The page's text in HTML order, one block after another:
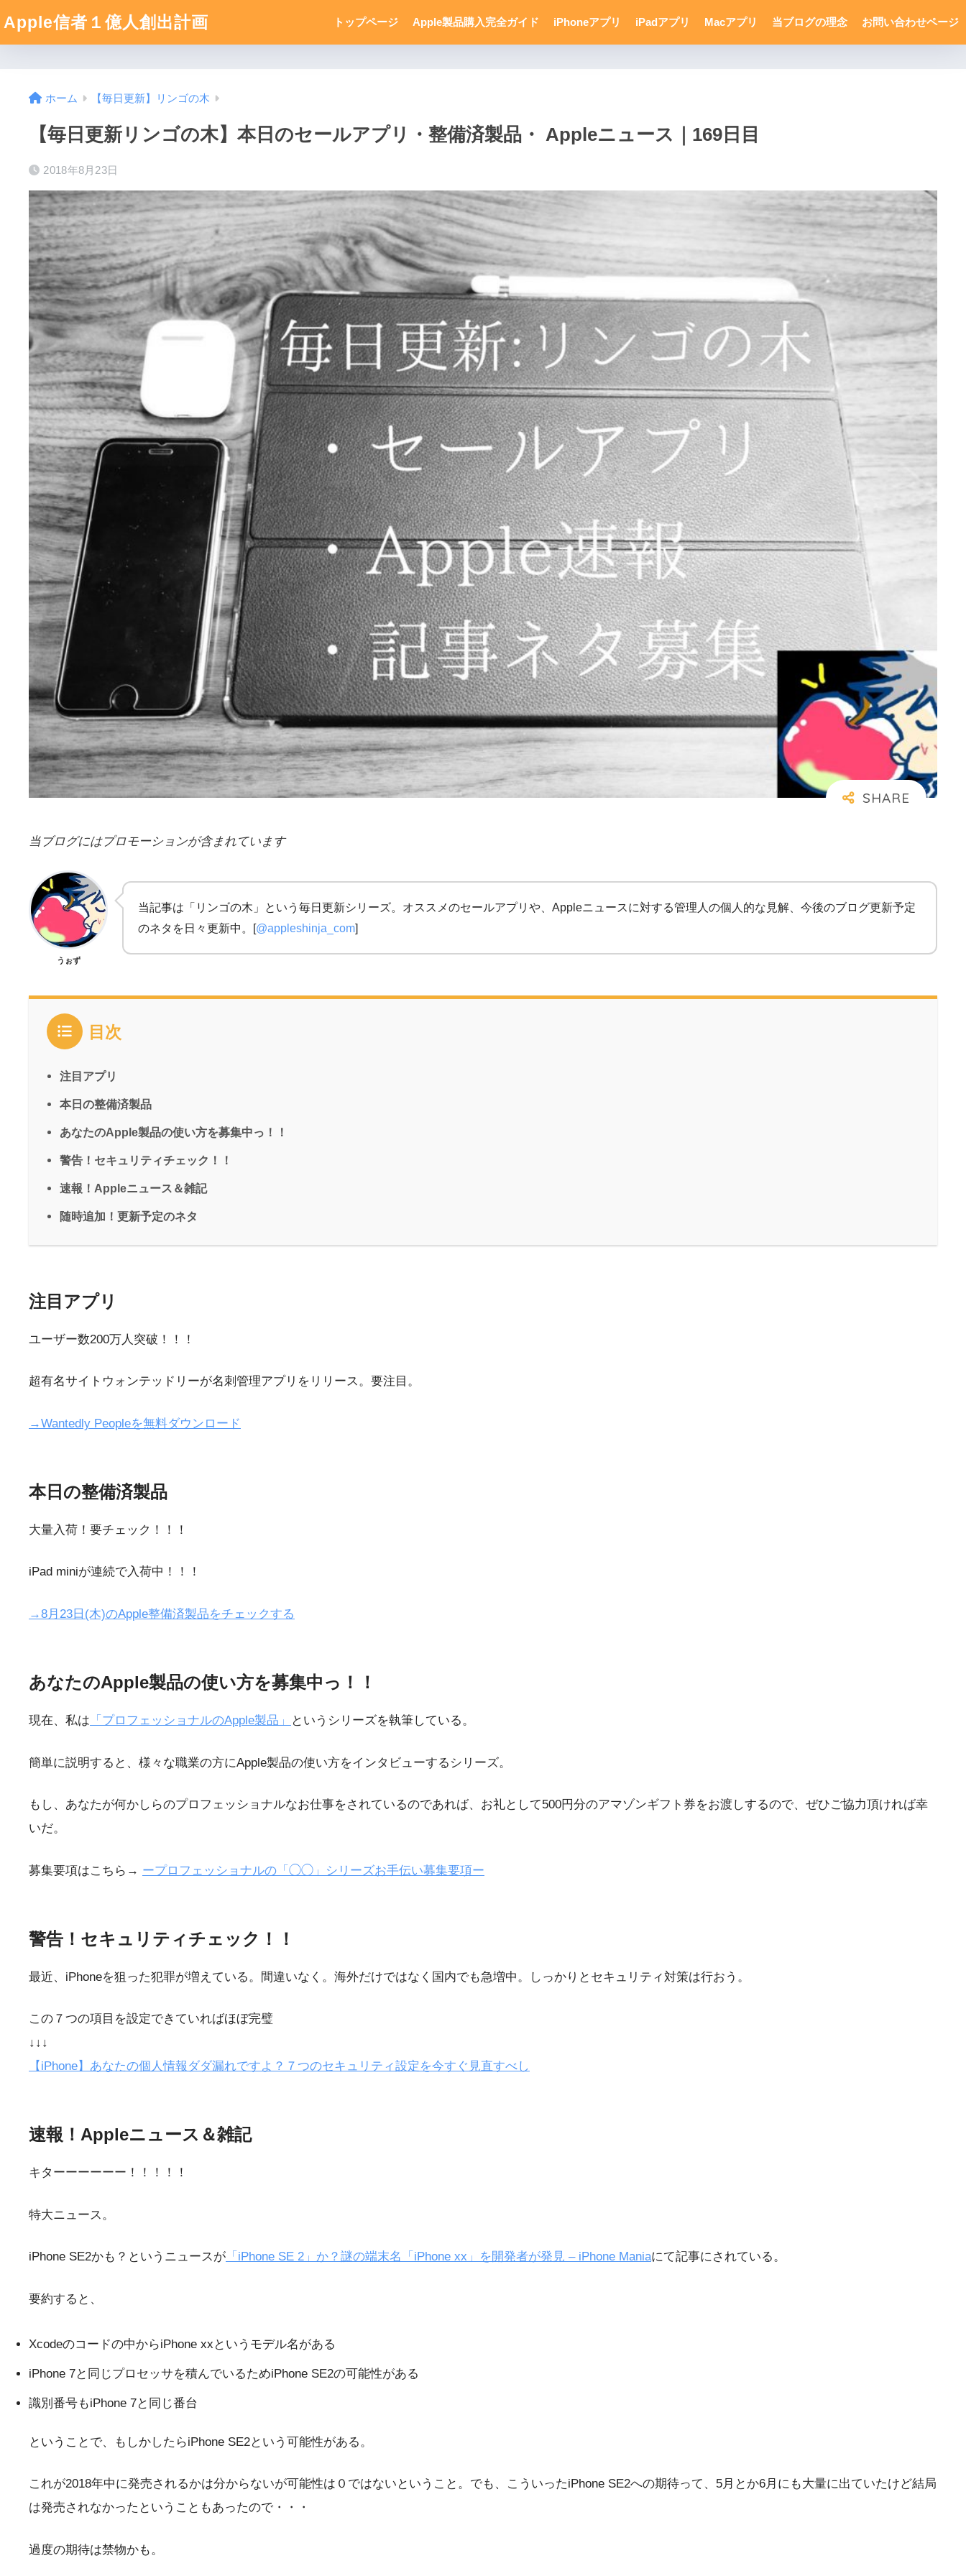
Apple信者１億人創出計画 トップページ Apple製品購入完全ガイド iPhoneアプリ iPadアプリ Macアプリ 当ブログの理念 お問い合わせページ
ホーム 【毎日更新】リンゴの木
【毎日更新リンゴの木】本日のセールアプリ・整備済製品・ Appleニュース｜169日目
2018年8月23日
当ブログにはプロモーションが含まれています
うぉず
当記事は「リンゴの木」という毎日更新シリーズ。オススメのセールアプリや、Appleニュースに対する管理人の個人的な見解、今後のブログ更新予定
のネタを日々更新中。[@appleshinja_com]
目次
注目アプリ
本日の整備済製品
あなたのApple製品の使い方を募集中っ！！
警告！セキュリティチェック！！
速報！Appleニュース＆雑記
随時追加！更新予定のネタ
注目アプリ
ユーザー数200万人突破！！！
超有名サイトウォンテッドリーが名刺管理アプリをリリース。要注目。
→Wantedly Peopleを無料ダウンロード
本日の整備済製品
大量入荷！要チェック！！！
iPad miniが連続で入荷中！！！
→8月23日(木)のApple整備済製品をチェックする
あなたのApple製品の使い方を募集中っ！！
現在、私は 「プロフェッショナルのApple製品」 というシリーズを執筆している。
簡単に説明すると、様々な職業の方にApple製品の使い方をインタビューするシリーズ。
もし、あなたが何かしらのプロフェッショナルなお仕事をされているのであれば、お礼として500円分のアマゾンギフト券をお渡しするので、ぜひご協力頂ければ幸
いだ。
募集要項はこちら→ ープロフェッショナルの「◯◯」シリーズお手伝い募集要項ー
警告！セキュリティチェック！！
最近、iPhoneを狙った犯罪が増えている。間違いなく。海外だけではなく国内でも急増中。しっかりとセキュリティ対策は行おう。
この７つの項目を設定できていればほぼ完璧
↓↓↓
【iPhone】あなたの個人情報ダダ漏れですよ？７つのセキュリティ設定を今すぐ見直すべし
速報！Appleニュース＆雑記
キターーーーーー！！！！！
特大ニュース。
iPhone SE2かも？というニュースが 「iPhone SE 2」か？謎の端末名「iPhone xx」を開発者が発見 – iPhone Maniaにて記事にされている。
要約すると、
Xcodeのコードの中からiPhone xxというモデル名がある
iPhone 7と同じプロセッサを積んでいるためiPhone SE2の可能性がある
識別番号もiPhone 7と同じ番台
ということで、もしかしたらiPhone SE2という可能性がある。
これが2018年中に発売されるかは分からないが可能性は０ではないということ。でも、こういったiPhone SE2への期待って、5月とか6月にも大量に出ていたけど結局
は発売されなかったということもあったので・・・
過度の期待は禁物かも。